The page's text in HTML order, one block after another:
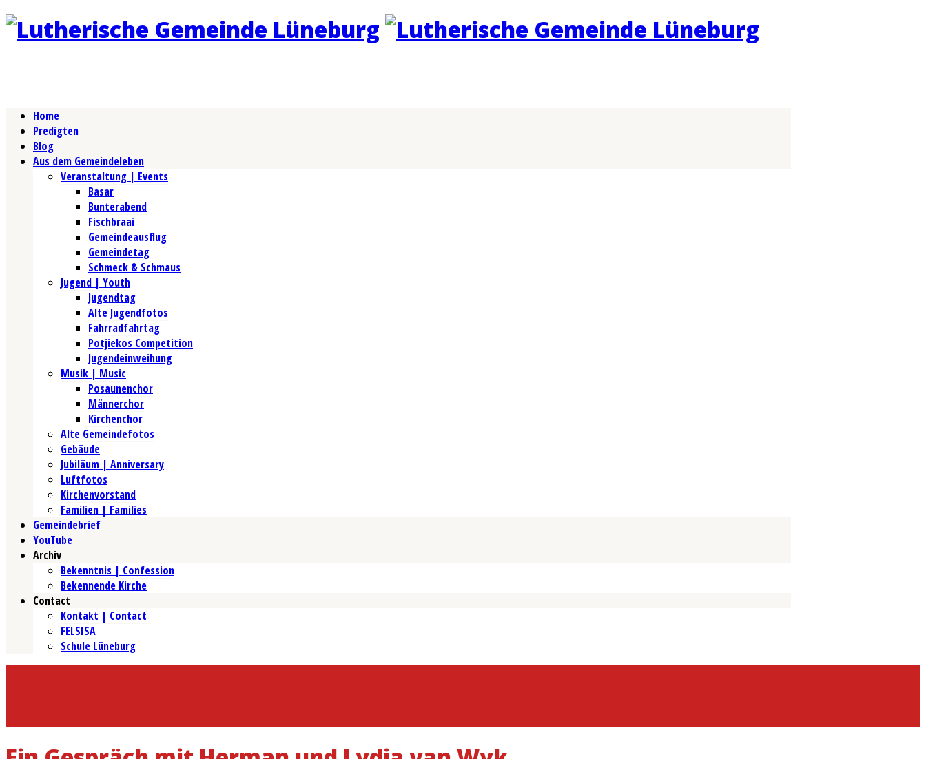
Home
Predigten
Blog
Aus dem Gemeindeleben
Veranstaltung | Events
Basar
Bunterabend
Fischbraai
Gemeindeausflug
Gemeindetag
Schmeck & Schmaus
Jugend | Youth
Jugendtag
Alte Jugendfotos
Fahrradfahrtag
Potjiekos Competition
Jugendeinweihung
Musik | Music
Posaunenchor
Männerchor
Kirchenchor
Alte Gemeindefotos
Gebäude
Jubiläum | Anniversary
Luftfotos
Kirchenvorstand
Familien | Families
Gemeindebrief
YouTube
Archiv
Bekenntnis | Confession
Bekennende Kirche
Contact
Kontakt | Contact
FELSISA
Schule Lüneburg